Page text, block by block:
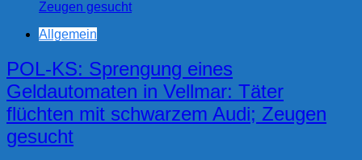
Allgemein
POL-KS: Sprengung eines
Geldautomaten in Vellmar: Täter
flüchten mit schwarzem Audi; Zeugen
gesucht